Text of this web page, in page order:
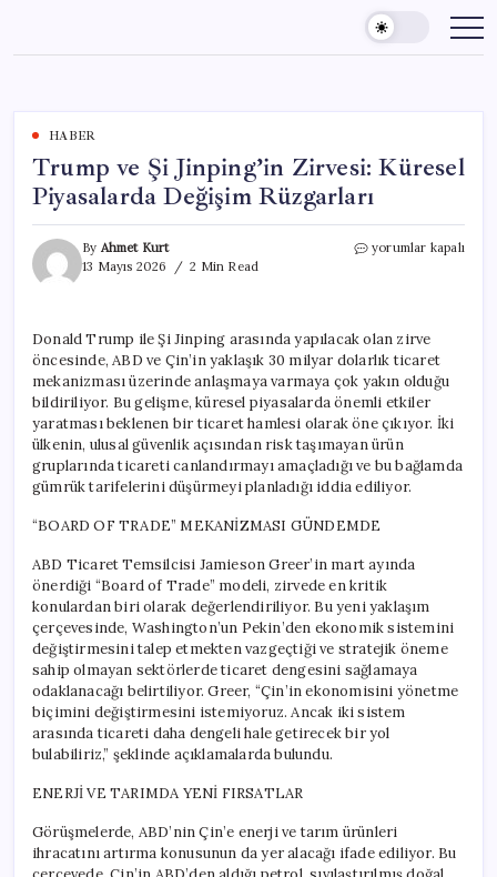
content
HABER
Trump ve Şi Jinping’in Zirvesi: Küresel
Piyasalarda Değişim Rüzgarları
By Ahmet Kurt
13 Mayıs 2026
2 Min Read
Trump
Küresel
Piyasalarda
Değişim
Rüzgarları
yorumlar kapalı
Donald Trump ile Şi Jinping arasında yapılacak olan zirve
öncesinde, ABD ve Çin’in yaklaşık 30 milyar dolarlık ticaret
mekanizması üzerinde anlaşmaya varmaya çok yakın olduğu
bildiriliyor. Bu gelişme, küresel piyasalarda önemli etkiler
yaratması beklenen bir ticaret hamlesi olarak öne çıkıyor. İki
ülkenin, ulusal güvenlik açısından risk taşımayan ürün
gruplarında ticareti canlandırmayı amaçladığı ve bu bağlamda
gümrük tarifelerini düşürmeyi planladığı iddia ediliyor.
“BOARD OF TRADE” MEKANİZMASI GÜNDEMDE
ABD Ticaret Temsilcisi Jamieson Greer’in mart ayında
önerdiği “Board of Trade” modeli, zirvede en kritik
konulardan biri olarak değerlendiriliyor. Bu yeni yaklaşım
çerçevesinde, Washington’un Pekin’den ekonomik sistemini
değiştirmesini talep etmekten vazgeçtiği ve stratejik öneme
sahip olmayan sektörlerde ticaret dengesini sağlamaya
odaklanacağı belirtiliyor. Greer, “Çin’in ekonomisini yönetme
biçimini değiştirmesini istemiyoruz. Ancak iki sistem
arasında ticareti daha dengeli hale getirecek bir yol
bulabiliriz,” şeklinde açıklamalarda bulundu.
ENERJİ VE TARIMDA YENİ FIRSATLAR
Görüşmelerde, ABD’nin Çin’e enerji ve tarım ürünleri
ihracatını artırma konusunun da yer alacağı ifade ediliyor. Bu